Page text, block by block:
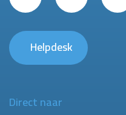
Helpdesk
Direct naar